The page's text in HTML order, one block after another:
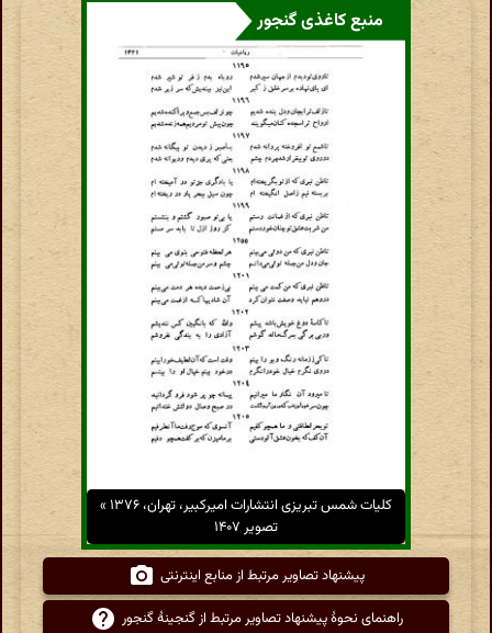
منبع کاغذی گنجور
کلیات شمس تبریزی انتشارات امیرکبیر، تهران، ۱۳۷۶ »
تصویر ۱۴۰۷
پیشنهاد تصاویر مرتبط از منابع اینترنتی
راهنمای نحوهٔ پیشنهاد تصاویر مرتبط از گنجینهٔ گنجور